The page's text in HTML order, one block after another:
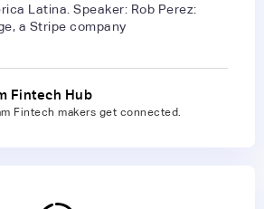
Latina. Speaker: Rob Perez:
a Stripe company
Fintech Hub
Fintech makers get connected.